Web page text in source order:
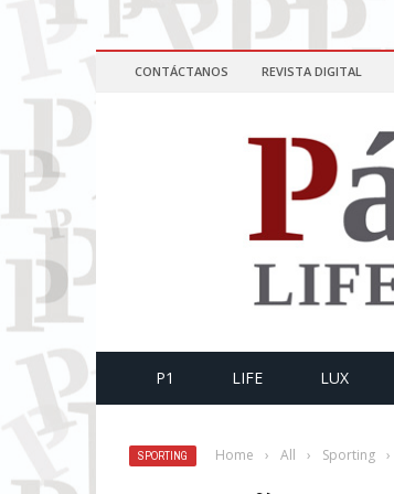
CONTÁCTANOS REVISTA DIGITAL
P1 LIFE LUX
SPORTING Home › All › Sporting ›